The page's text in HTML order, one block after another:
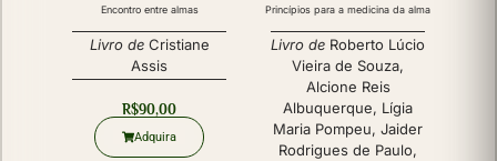
Encontro entre almas
Livro de Cristiane
Assis
R$90,00
Adquira
Princípios para a medicina da alma
Livro de Roberto Lúcio
Vieira de Souza,
Alcione Reis
Albuquerque, Lígia
Maria Pompeu, Jaider
Rodrigues de Paulo,